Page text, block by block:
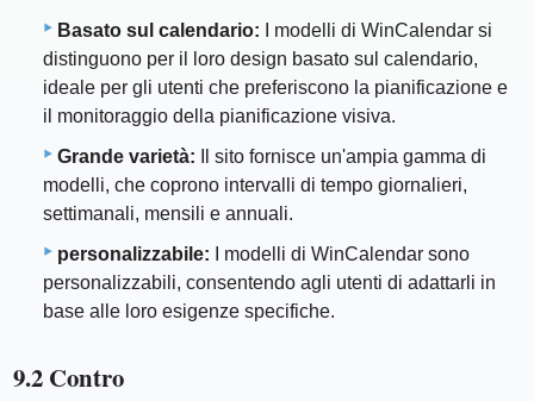
Basato sul calendario: I modelli di WinCalendar si
distinguono per il loro design basato sul calendario,
ideale per gli utenti che preferiscono la pianificazione e
il monitoraggio della pianificazione visiva.
Grande varietà: Il sito fornisce un'ampia gamma di
modelli, che coprono intervalli di tempo giornalieri,
settimanali, mensili e annuali.
personalizzabile: I modelli di WinCalendar sono
personalizzabili, consentendo agli utenti di adattarli in
base alle loro esigenze specifiche.
9.2 Contro